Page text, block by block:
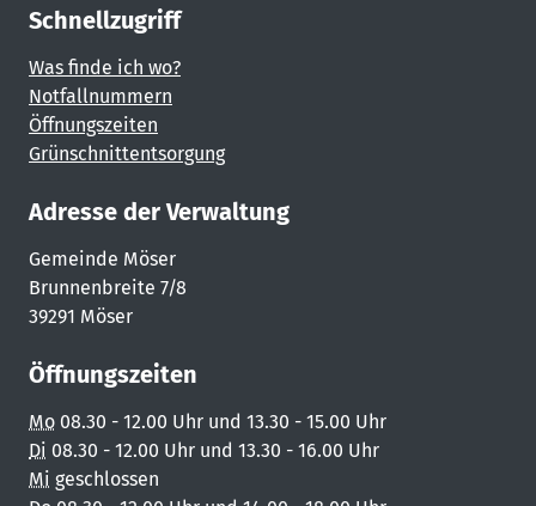
Schnellzugriff
Was finde ich wo?
Notfallnummern
Öffnungszeiten
Grünschnittentsorgung
Adresse der Verwaltung
Gemeinde Möser
Brunnenbreite 7/8
39291 Möser
Öffnungszeiten
Mo 08.30 - 12.00 Uhr und 13.30 - 15.00 Uhr
Di 08.30 - 12.00 Uhr und 13.30 - 16.00 Uhr
Mi geschlossen